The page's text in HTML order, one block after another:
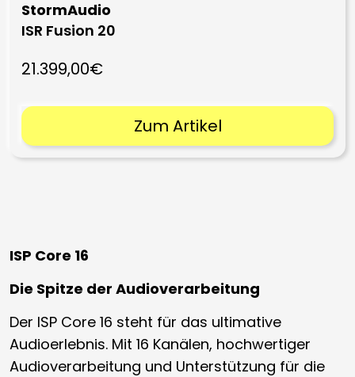
StormAudio
ISR Fusion 20
21.399,00€
Zum Artikel
ISP Core 16
Die Spitze der Audioverarbeitung
Der ISP Core 16 steht für das ultimative
Audioerlebnis. Mit 16 Kanälen, hochwertiger
Audioverarbeitung und Unterstützung für die